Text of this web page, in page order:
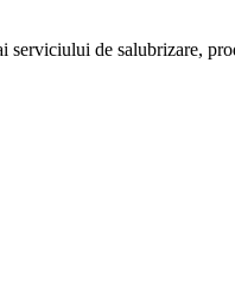
de salubrizare,